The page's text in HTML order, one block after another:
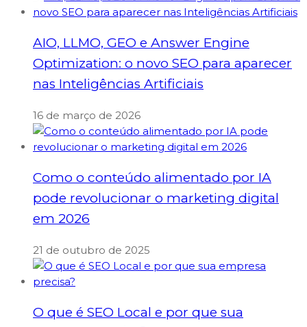
AIO, LLMO, GEO e Answer Engine
Optimization: o novo SEO para aparecer
nas Inteligências Artificiais
16 de março de 2026
Como o conteúdo alimentado por IA
pode revolucionar o marketing digital
em 2026
21 de outubro de 2025
O que é SEO Local e por que sua